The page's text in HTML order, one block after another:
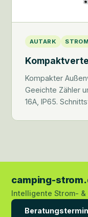
AUTARK
Kompakter
Geeichte Zähler
16A, IP65.
camping-
Intelligente Strom-